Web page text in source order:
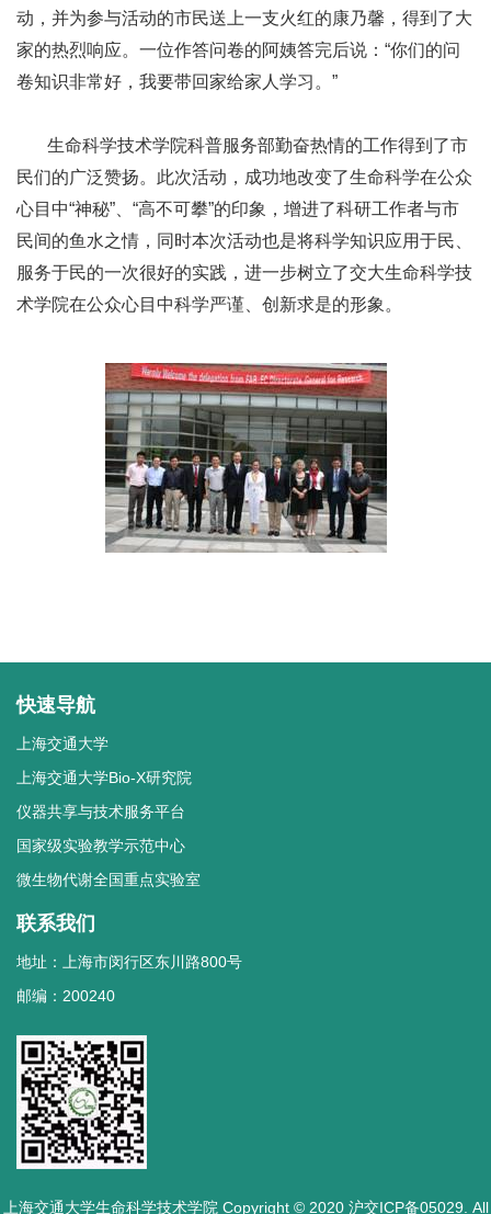
动，并为参与活动的市民送上一支火红的康乃馨，得到了大
家的热烈响应。一位作答问卷的阿姨答完后说：“你们的问
卷知识非常好，我要带回家给家人学习。”
生命科学技术学院科普服务部勤奋热情的工作得到了市
民们的广泛赞扬。此次活动，成功地改变了生命科学在公众
心目中“神秘”、“高不可攀”的印象，增进了科研工作者与市
民间的鱼水之情，同时本次活动也是将科学知识应用于民、
服务于民的一次很好的实践，进一步树立了交大生命科学技
术学院在公众心目中科学严谨、创新求是的形象。
快速导航
上海交通大学
上海交通大学Bio-X研究院
仪器共享与技术服务平台
国家级实验教学示范中心
微生物代谢全国重点实验室
联系我们
地址：上海市闵行区东川路800号
邮编：200240
上海交通大学生命科学技术学院 Copyright © 2020 沪交ICP备05029. All